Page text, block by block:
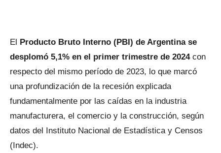
El Producto Bruto Interno (PBI) de Argentina se
desplomó 5,1% en el primer trimestre de 2024con
respecto del mismo período de 2023, lo que marcó
una profundización de la recesión explicada
fundamentalmente por las caídas en la industria
manufacturera, el comercio y la construcción, según
datos del Instituto Nacional de Estadística y Censos
(Indec).